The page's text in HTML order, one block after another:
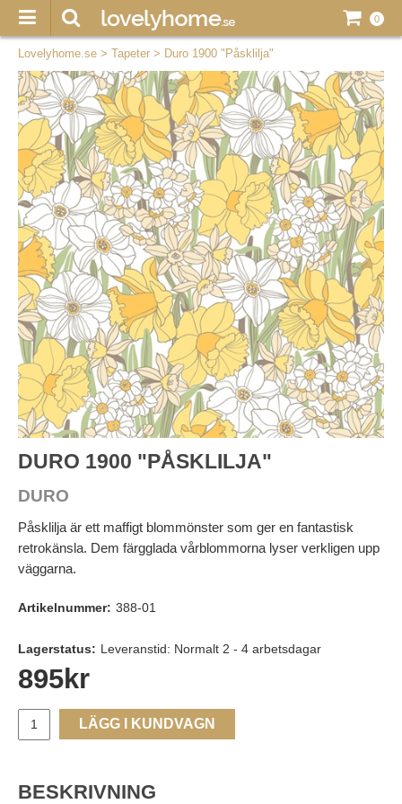
0
Lovelyhome.se > Tapeter > Duro 1900 "Påsklilja"
DURO 1900 "PÅSKLILJA"
DURO
Påsklilja är ett maffigt blommönster som ger en fantastisk
retrokänsla. Dem färgglada vårblommorna lyser verkligen upp
väggarna.
Artikelnummer: 388-01
Lagerstatus: Leveranstid: Normalt 2 - 4 arbetsdagar
895kr
LÄGG I KUNDVAGN
BESKRIVNING